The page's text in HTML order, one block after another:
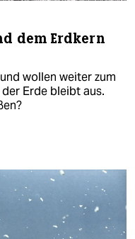
dem Erdkern
wollen weiter zum
Erde bleibt aus.